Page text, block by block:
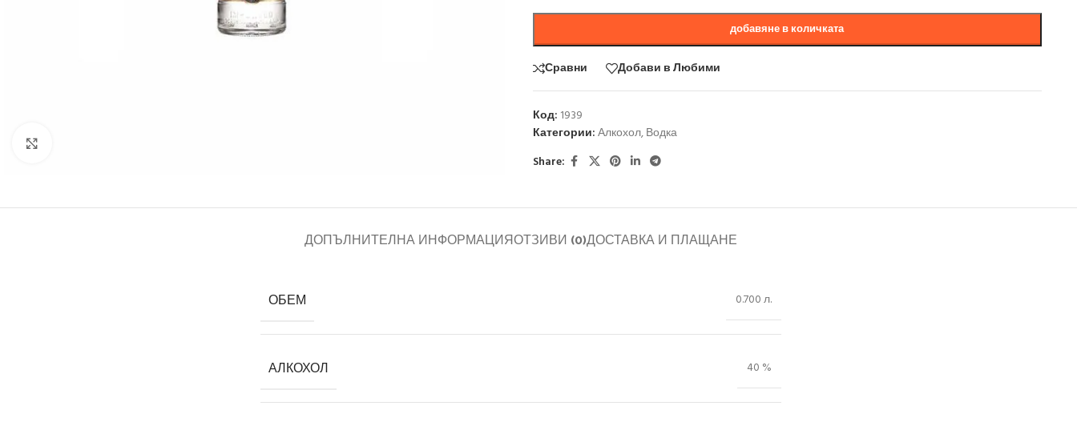
добавяне в количката
Сравни Добави в Любими
Код: 1939
Категории:Алкохол,Водка
Share:
ДОПЪЛНИТЕЛНА ИНФОРМАЦИЯОТЗИВИ (0)ДОСТАВКА И ПЛАЩАНЕ
ОБЕМ 0.700 л.
АЛКОХОЛ 40 %